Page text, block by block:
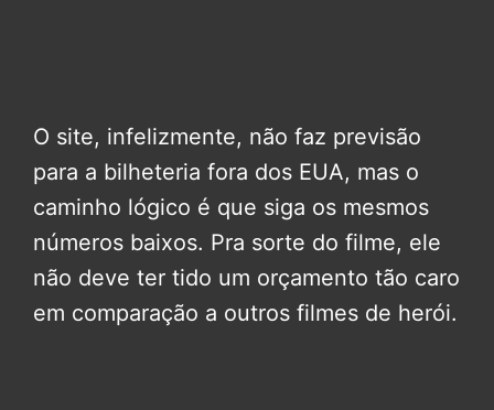
O site, infelizmente, não faz previsão
para a bilheteria fora dos EUA, mas o
caminho lógico é que siga os mesmos
números baixos. Pra sorte do filme, ele
não deve ter tido um orçamento tão caro
em comparação a outros filmes de herói.